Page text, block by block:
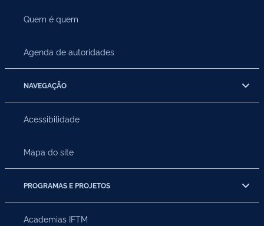
Quem é quem
Agenda de autoridades
NAVEGAÇÃO
Acessibilidade
Mapa do site
PROGRAMAS E PROJETOS
Academias IFTM